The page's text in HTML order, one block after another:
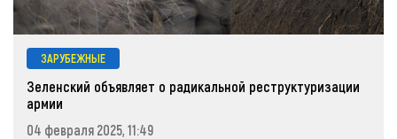
ЗАРУБЕЖНЫЕ
Зеленский объявляет о радикальной реструктуризации
армии
04 февраля 2025, 11:49